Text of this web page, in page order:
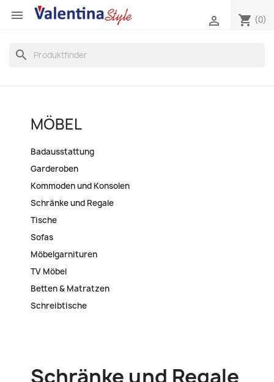
 shopping_cart (0)

search
MÖBEL
Badausstattung
Garderoben
Kommoden und Konsolen
Schränke und Regale
Tische
Sofas
Möbelgarnituren
TV Möbel
Betten & Matratzen
Schreibtische
Schränke und Regale